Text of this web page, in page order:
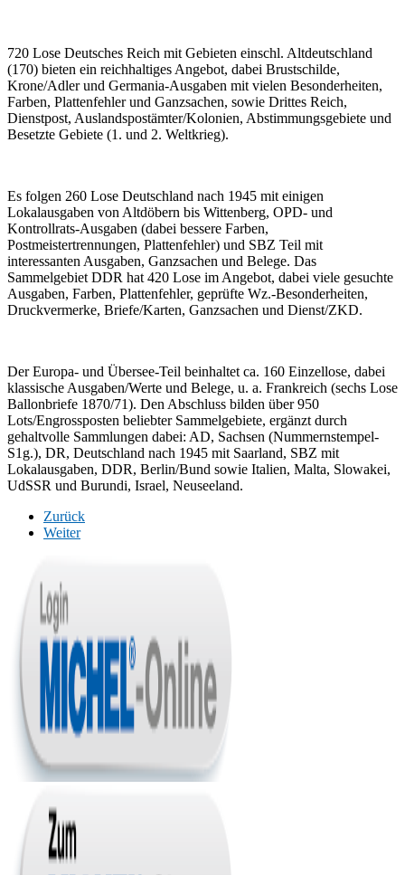
720 Lose Deutsches Reich mit Gebieten einschl. Altdeutschland
(170) bieten ein reichhaltiges Angebot, dabei Brustschilde,
Krone/Adler und Germania-Ausgaben mit vielen Besonderheiten,
Farben, Plattenfehler und Ganzsachen, sowie Drittes Reich,
Dienstpost, Auslandspostämter/Kolonien, Abstimmungsgebiete und
Besetzte Gebiete (1. und 2. Weltkrieg).
Es folgen 260 Lose Deutschland nach 1945 mit einigen
Lokalausgaben von Altdöbern bis Wittenberg, OPD- und
Kontrollrats-Ausgaben (dabei bessere Farben,
Postmeistertrennungen, Plattenfehler) und SBZ Teil mit
interessanten Ausgaben, Ganzsachen und Belege. Das
Sammelgebiet DDR hat 420 Lose im Angebot, dabei viele gesuchte
Ausgaben, Farben, Plattenfehler, geprüfte Wz.-Besonderheiten,
Druckvermerke, Briefe/Karten, Ganzsachen und Dienst/ZKD.
Der Europa- und Übersee-Teil beinhaltet ca. 160 Einzellose, dabei
klassische Ausgaben/Werte und Belege, u. a. Frankreich (sechs Lose
Ballonbriefe 1870/71). Den Abschluss bilden über 950
Lots/Engrossposten beliebter Sammelgebiete, ergänzt durch
gehaltvolle Sammlungen dabei: AD, Sachsen (Nummernstempel-
S1g.), DR, Deutschland nach 1945 mit Saarland, SBZ mit
Lokalausgaben, DDR, Berlin/Bund sowie Italien, Malta, Slowakei,
UdSSR und Burundi, Israel, Neuseeland.
Zurück
Weiter